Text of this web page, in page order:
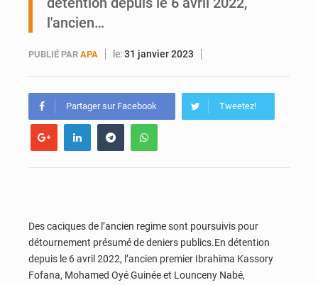
l'ancien…
PUBLIÉ PAR APA le:31 janvier 2023
Partager sur Facebook Tweetez!
Des caciques de l’ancien regime sont poursuivis pour
détournement présumé de deniers publics.En détention
depuis le 6 avril 2022, l’ancien premier Ibrahima Kassory
Fofana, Mohamed Oyé Guinée et Lounceny Nabé,